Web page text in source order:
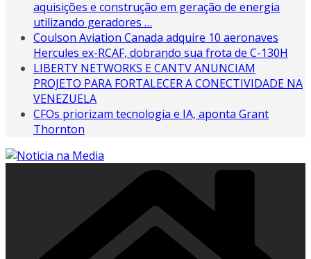
aquisições e construção em geração de energia
utilizando geradores …
Coulson Aviation Canada adquire 10 aeronaves
Hercules ex-RCAF, dobrando sua frota de C-130H
LIBERTY NETWORKS E CANTV ANUNCIAM
PROJETO PARA FORTALECER A CONECTIVIDADE NA
VENEZUELA
CFOs priorizam tecnologia e IA, aponta Grant
Thornton